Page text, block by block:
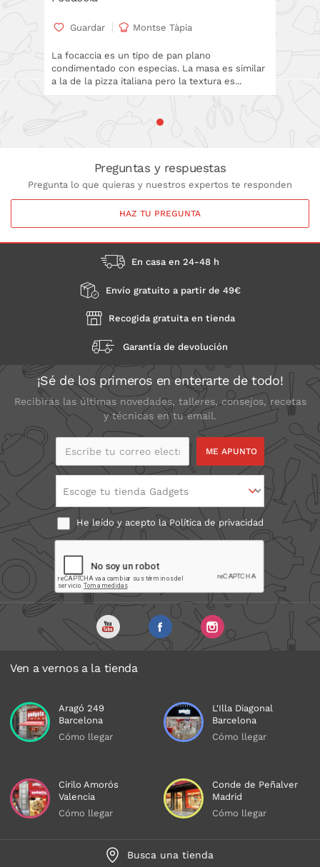
Guardar Montse Tàpia
La focaccia es un tipo de pan plano
condimentado con especias. La masa es similar
a la de la pizza italiana pero la textura es...
Preguntas y respuestas
Pregunta lo que quieras y nuestros expertos te responden
HAZ TU PREGUNTA
En casa en 24-48 h
Envío gratuito a partir de 49€
Recogida gratuita en tienda
Garantía de devolución
¡Sé de los primeros en enterarte de todo!
Recibirás las últimas novedades, talleres, consejos, recetas
y técnicas en tu email.
Escribe tu correo
Escoge tu tienda Gadgets
He leído y acepto laPolítica de privacidad
Ven a vernos a la tienda
Aragó 249
Barcelona
Cómo llegar
L'Illa Diagonal
Barcelona
Cómo llegar
Cirilo Amorós
Valencia
Cómo llegar
Conde de Peñalver
Madrid
Cómo llegar
Busca una tienda